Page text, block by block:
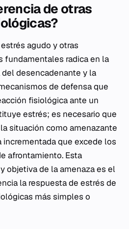
de otras
agudo y otras
fundamentales radica en la
desencadenante y la
de defensa que
fisiológica ante un
estrés; es necesario que
situación como amenazante
incrementada que excede los
afrontamiento. Esta
objetiva de la amenaza es el
la respuesta de estrés de
más simples o